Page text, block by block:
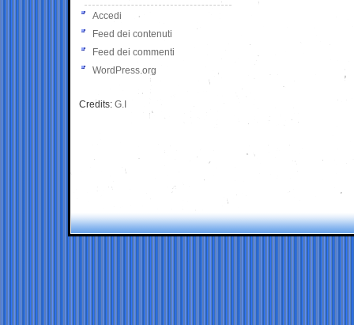
Accedi
Feed dei contenuti
Feed dei commenti
WordPress.org
Credits: G.I